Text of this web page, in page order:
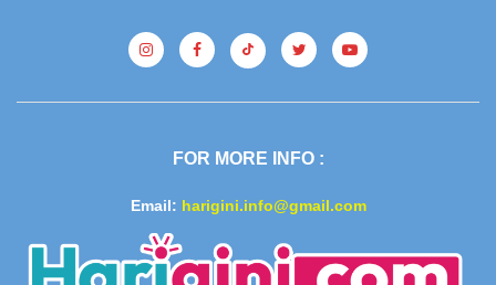
FOR MORE INFO :
Email: harigini.info@gmail.com